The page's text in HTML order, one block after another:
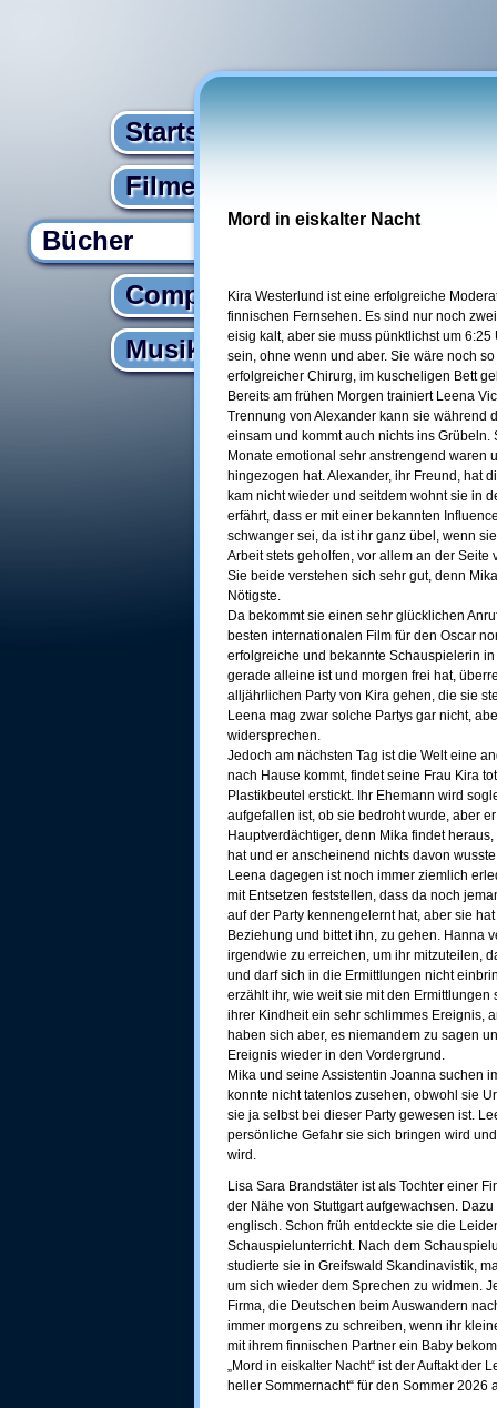
Startseite
Filme
Bücher
Computer
Musik
Mord in eiskalter Nacht
Kira Westerlund ist eine erfolgreiche
finnischen Fernsehen. Es sind nur noch
eisig kalt, aber sie muss pünktlichst um
sein, ohne wenn und aber. Sie wäre noch
erfolgreicher Chirurg, im kuscheligen Bett
Bereits am frühen Morgen trainiert Leena
Trennung von Alexander kann sie während
einsam und kommt auch nichts ins
Monate emotional sehr anstrengend waren
hingezogen hat. Alexander, ihr Freund, hat
kam nicht wieder und seitdem wohnt sie in
erfährt, dass er mit einer bekannten
schwanger sei, da ist ihr ganz übel, wenn
Arbeit stets geholfen, vor allem an der
Sie beide verstehen sich sehr gut, denn
Nötigste.
Da bekommt sie einen sehr glücklichen
besten internationalen Film für den Oscar
erfolgreiche und bekannte Schauspielerin
gerade alleine ist und morgen frei hat,
alljährlichen Party von Kira gehen, die sie
Leena mag zwar solche Partys gar nicht,
widersprechen.
Jedoch am nächsten Tag ist die Welt eine
nach Hause kommt, findet seine Frau Kira
Plastikbeutel erstickt. Ihr Ehemann wird
aufgefallen ist, ob sie bedroht wurde, aber
Hauptverdächtiger, denn Mika findet
hat und er anscheinend nichts davon
Leena dagegen ist noch immer ziemlich
mit Entsetzen feststellen, dass da noch
auf der Party kennengelernt hat, aber sie
Beziehung und bittet ihn, zu gehen. Hanna
irgendwie zu erreichen, um ihr mitzuteilen,
und darf sich in die Ermittlungen nicht
erzählt ihr, wie weit sie mit den
ihrer Kindheit ein sehr schlimmes Ereignis,
haben sich aber, es niemandem zu sagen
Ereignis wieder in den Vordergrund.
Mika und seine Assistentin Joanna suchen
konnte nicht tatenlos zusehen, obwohl sie
sie ja selbst bei dieser Party gewesen ist.
persönliche Gefahr sie sich bringen wird
wird.
Lisa Sara Brandstäter ist als Tochter einer
der Nähe von Stuttgart aufgewachsen.
englisch. Schon früh entdeckte sie die
Schauspielunterricht. Nach dem
studierte sie in Greifswald Skandinavistik,
um sich wieder dem Sprechen zu widmen.
Firma, die Deutschen beim Auswandern
immer morgens zu schreiben, wenn ihr
mit ihrem finnischen Partner ein Baby
„Mord in eiskalter Nacht“ ist der Auftakt der
heller Sommernacht“ für den Sommer 2026